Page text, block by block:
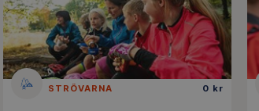
STRÖVARNA 0 kr